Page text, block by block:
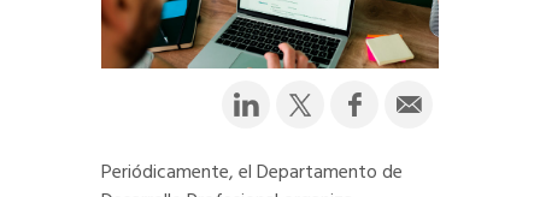
Periódicamente, el Departamento de